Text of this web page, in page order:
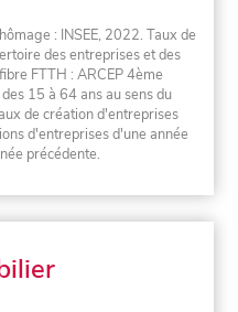
: INSEE, 2022. Taux de
des entreprises et des
FTTH : ARCEP 4ème
15 à 64 ans au sens du
de création d'entreprises
d'entreprises d'une année
précédente.